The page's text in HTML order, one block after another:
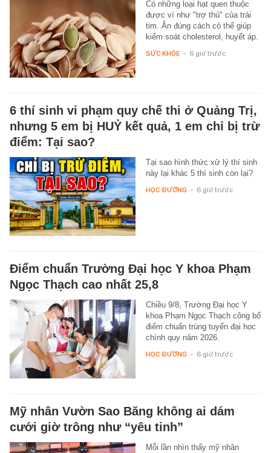
Có những loại hạt quen thuộc
được ví như "trợ thủ" của trái
tim. Ăn đúng cách có thể giúp
kiểm soát cholesterol, huyết áp.
SỨC KHỎE - 6 giờ trước
6 thí sinh vi phạm quy chế thi ở Quảng Trị,
nhưng 5 em bị HUỶ kết quả, 1 em chỉ bị trừ
điểm: Tại sao?
Tại sao hình thức xử lý thí sinh
này lại khác 5 thí sinh còn lại?
HỌC ĐƯỜNG - 6 giờ trước
Điểm chuẩn Trường Đại học Y khoa Phạm
Ngọc Thạch cao nhất 25,8
Chiều 9/8, Trường Đại học Y
khoa Phạm Ngọc Thạch công bố
điểm chuẩn trúng tuyển đại học
chính quy năm 2026.
HỌC ĐƯỜNG - 6 giờ trước
Mỹ nhân Vườn Sao Băng không ai dám
cưới giờ trông như “yêu tinh”
Mỗi lần nhìn thấy mỹ nhân